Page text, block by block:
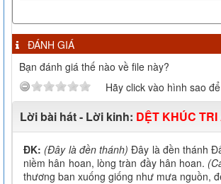
ĐÁNH GIÁ
Bạn đánh giá thế nào về file này?
Hãy click vào hình sao
Lời bài hát - Lời kinh: DỆT KHÚC TRI
ĐK: (Đây là đền thánh) Đây là đền thánh
niềm hân hoan, lòng tràn đầy hân hoan.
thương ban xuống giống như mưa nguồn,